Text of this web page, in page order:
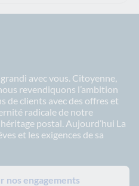
avec vous. Citoyenne,
revendiquons l’ambition
de clients avec des offres et
radicale de notre
postal. Aujourd’hui La
et les exigences de sa
nos engagements